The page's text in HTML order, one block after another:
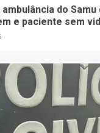
do Samu
e paciente sem